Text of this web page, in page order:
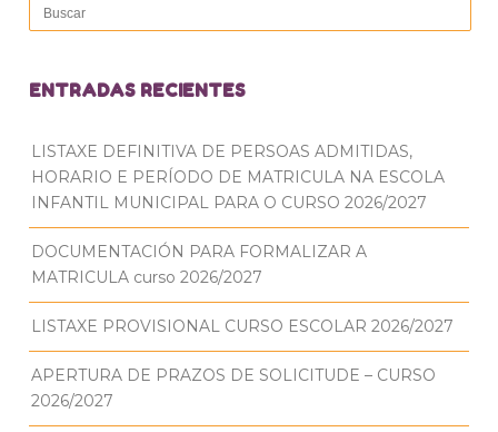
ENTRADAS RECIENTES
LISTAXE DEFINITIVA DE PERSOAS ADMITIDAS,
HORARIO E PERÍODO DE MATRICULA NA ESCOLA
INFANTIL MUNICIPAL PARA O CURSO 2026/2027
DOCUMENTACIÓN PARA FORMALIZAR A
MATRICULA curso 2026/2027
LISTAXE PROVISIONAL CURSO ESCOLAR 2026/2027
APERTURA DE PRAZOS DE SOLICITUDE – CURSO
2026/2027